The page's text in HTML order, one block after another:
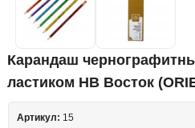
Карандаш
ластиком НВ Восток
Артикул: 15